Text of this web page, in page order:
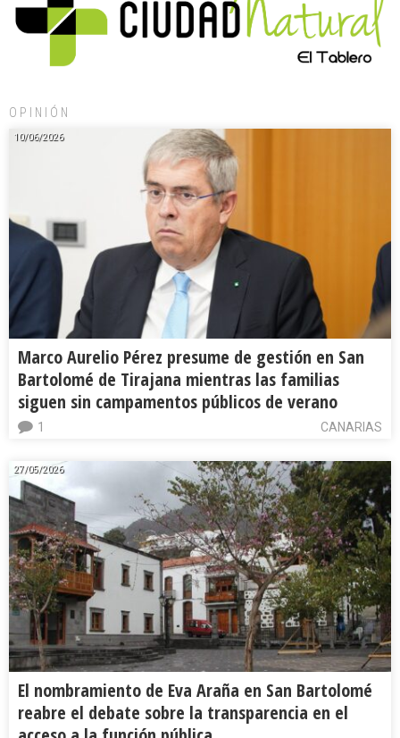
OPINIÓN
10/06/2026
Marco Aurelio Pérez presume de gestión en San
Bartolomé de Tirajana mientras las familias
siguen sin campamentos públicos de verano
CANARIAS
1
27/05/2026
El nombramiento de Eva Araña en San Bartolomé
reabre el debate sobre la transparencia en el